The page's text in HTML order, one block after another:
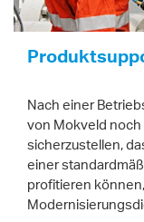
Nach einer
von Mokveld noch
sicherzustellen,
einer
profitieren